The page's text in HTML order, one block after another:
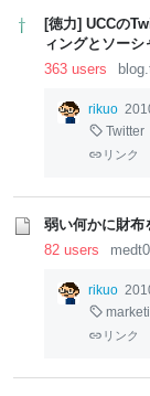
[徳力] UCCの
ィングとソー
363 users
rikuo
Twitter
リンク
弱い何かに財布
82 users
rikuo
リンク